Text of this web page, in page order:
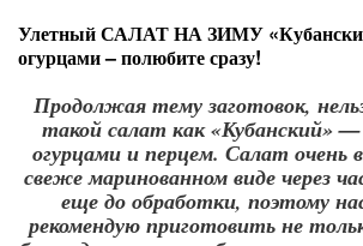
Улетный САЛАТ НА ЗИМУ
огурцами – полюбите сразу!
Продолжая тему заготовок,
такой салат как «Кубанский»
огурцами и перцем. Салат очень
свеже маринованном виде через
еще до обработки, поэтому
рекомендую приготовить не